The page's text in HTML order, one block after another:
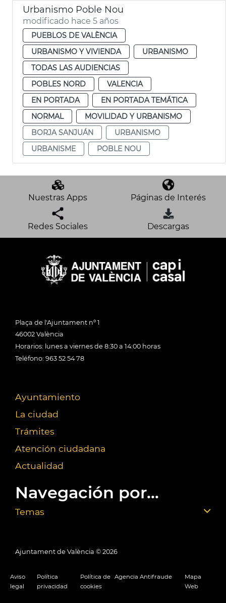
Urbanismo Poble Nou
modificado hace 5 años
PUEBLOS DE VALÈNCIA
URBANISMO Y VIVIENDA
URBANISMO
TODAS LAS AUDIENCIAS
POBLES NORD
VALENCIA
EN PORTADA
EN PORTADA TEMÁTICA
NORMAL
MOVILIDAD Y URBANISMO
BORJA SANJUÁN
URBANISMO
URBANISME
POBLE NOU
Nuestras Apps Páginas de Interés
Redes Sociales Descargas
Plaça de l'Ajuntament nº 1
46002 València
Horarios: lunes a viernes de 8:30 a 14:00 horas
Teléfono: 963 52 54 78
Ayuntamiento
La ciudad
Trámites
Atención ciudadana
Actualidad
Navegación por...
Temas
Ajuntament de València © 2026
Aviso
legal
Política
privacidad
Política de
cookies
Agencia Antifraude
Mapa
Web